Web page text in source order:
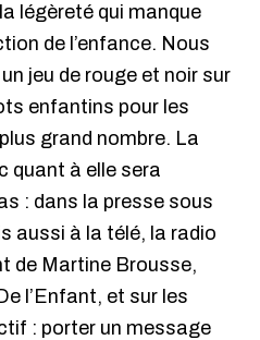
légèreté qui manque
de l’enfance. Nous
jeu de rouge et noir sur
enfantins pour les
grand nombre. La
quant à elle sera
: dans la presse sous
aussi à la télé, la radio
de Martine Brousse,
l’Enfant, et sur les
: porter un message